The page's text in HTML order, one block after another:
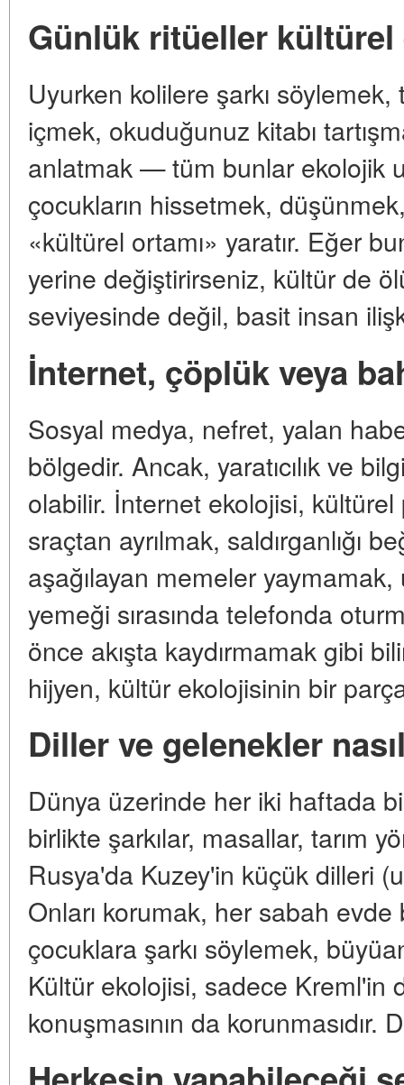
Günlük ritüeller
Uyurken kolilere şarkı
içmek, okuduğunuz kitabı
anlatmak — tüm bunlar ekolojik
çocukların hissetmek,
«kültürel ortamı» yaratır. Eğer
yerine değiştirirseniz, kültür de
seviyesinde değil, basit insan
İnternet, çöplük veya
Sosyal medya, nefret, yalan
bölgedir. Ancak, yaratıcılık ve
olabilir. İnternet ekolojisi,
sraçtan ayrılmak, saldırganlığı
aşağılayan memeler yaymamak,
yemeği sırasında telefonda
önce akışta kaydırmamak gibi
hijyen, kültür ekolojisinin bir
Diller ve gelenekler
Dünya üzerinde her iki haftada
birlikte şarkılar, masallar, tarım
Rusya'da Kuzey'in küçük dilleri
Onları korumak, her sabah
çocuklara şarkı söylemek,
Kültür ekolojisi, sadece Kreml'in
konuşmasının da korunmasıdır.